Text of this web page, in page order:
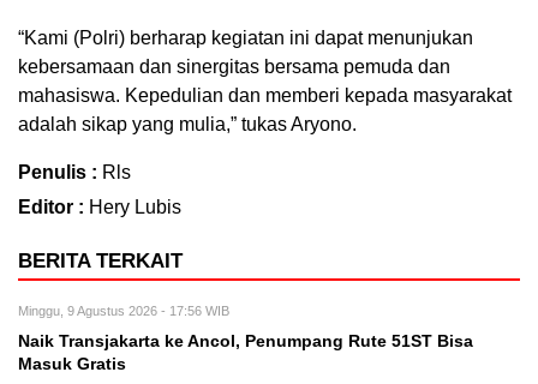
“Kami (Polri) berharap kegiatan ini dapat menunjukan
kebersamaan dan sinergitas bersama pemuda dan
mahasiswa. Kepedulian dan memberi kepada masyarakat
adalah sikap yang mulia,” tukas Aryono.
Penulis : Rls
Editor : Hery Lubis
BERITA TERKAIT
Minggu, 9 Agustus 2026 - 17:56 WIB
Naik Transjakarta ke Ancol, Penumpang Rute 51ST Bisa
Masuk Gratis